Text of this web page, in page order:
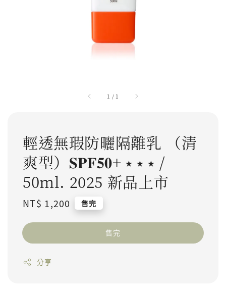
1 / 1
輕透無瑕防曬隔離乳 （清
爽型）𝐒𝐏𝐅𝟓𝟎+ ⭑ ⭑ ⭑ /
50ml. 2025 新品上市
Regular price
NT$ 1,200 售完
售完
分享